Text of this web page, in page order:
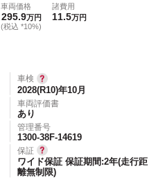
車両価格
295.9万円
(税込 *10%)
諸費用
11.5万円
車検
2028(R10)年10月
車両評価書
あり
管理番号
1300-38F-14619
保証
ワイド保証 保証期間:2年(走行距
離無制限)